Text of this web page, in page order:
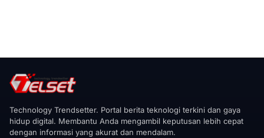
Technology Trendsetter. Portal berita teknologi terkini dan gaya
hidup digital. Membantu Anda mengambil keputusan lebih cepat
dengan informasi yang akurat dan mendalam.